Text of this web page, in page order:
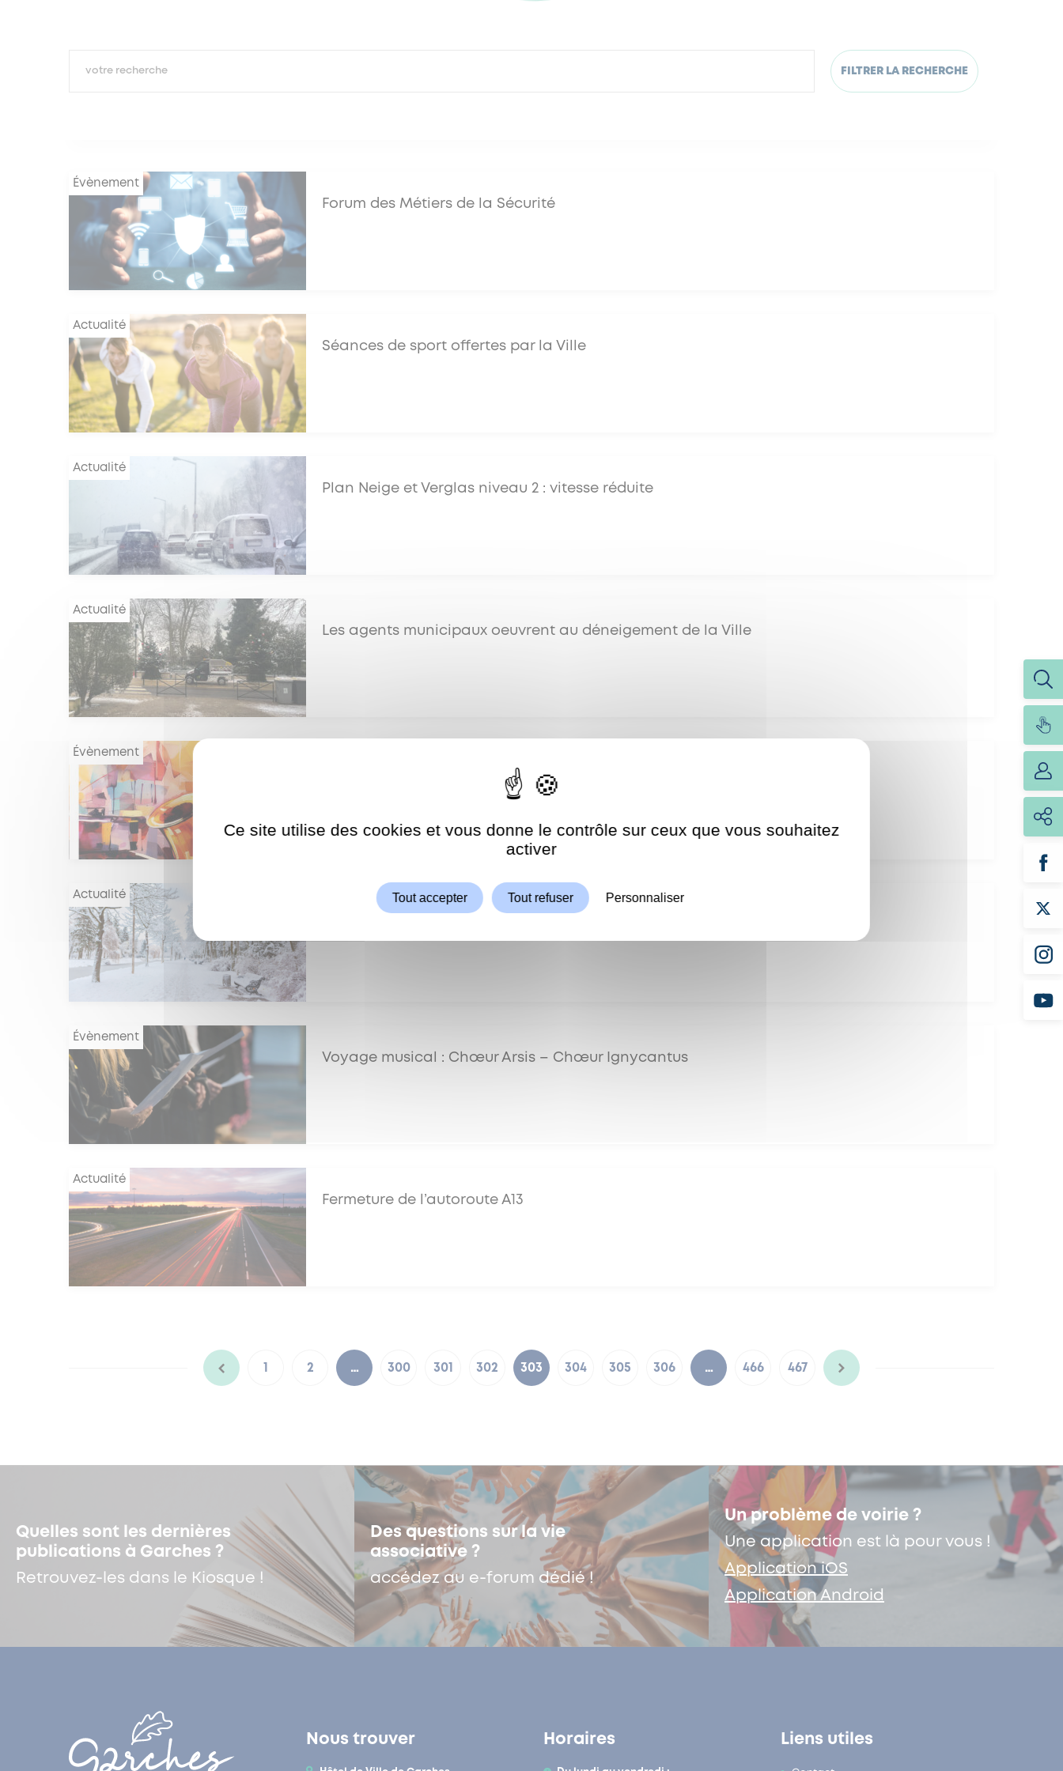
FILTRER LA RECHERCHE
Évènement
Forum des Métiers de la Sécurité
Actualité
Séances de sport offertes par la Ville
Actualité
Plan Neige et Verglas niveau 2 : vitesse réduite
Actualité
Les agents municipaux oeuvrent au déneigement de la Ville
Évènement
Actualité
Fermeture exceptionnelle du Domaine national de Saint-Cloud
Évènement
Voyage musical : Chœur Arsis – Chœur Ignycantus
Actualité
Fermeture de l’autoroute A13
1 2 … 300 301 302 303 304 305 306 … 466 467
Quelles sont les dernières
publications à Garches ?
Retrouvez-les dans le Kiosque !
Des questions sur la vie
associative ?
accédez au e-forum dédié !
Un problème de voirie ?
Une application est là pour vous !
Application iOS
Application Android
Nous trouver Horaires Liens utiles
Ce site utilise des cookies et vous donne le contrôle sur ceux que vous souhaitez
activer
Tout accepter Tout refuser Personnaliser